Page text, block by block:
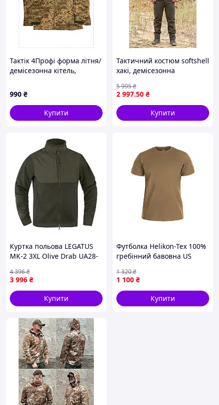
Тактік 4Профі форма літня/
демісезонна кітель,
990 ₴
Купити
Тактичний костюм softshell
хакі, демісезонна
форма хакі армейська
2 997.50 ₴
5 995₴
Купити
Куртка польова LEGATUS
MK-2 3XL Olive Drab UA28-
3 996 ₴
4 396₴
Купити
Футболка Helikon-Tex 100%
гребінний бавовна US
дихаюча, зносостійка до
прання.
1 100 ₴
1 320₴
Купити